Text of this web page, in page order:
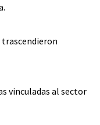
vinculadas al sector